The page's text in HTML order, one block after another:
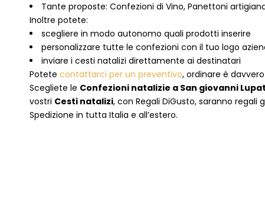
Tante proposte: Confezioni di Vino, Panettoni
Inoltre potete:
scegliere in modo autonomo quali prodotti inserire
personalizzare tutte le confezioni con il tuo logo
inviare i cesti natalizi direttamente ai destinatari
Potete contattarci per un preventivo, ordinare è
Scegliete le Confezioni natalizie a San giovanni
vostri Cesti natalizi, con Regali DiGusto, saranno
Spedizione in tutta Italia e all’estero.